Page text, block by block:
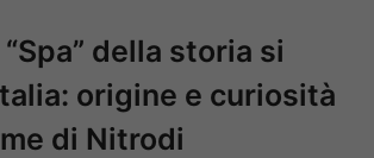
della storia si
origine e curiosità
di Nitrodi